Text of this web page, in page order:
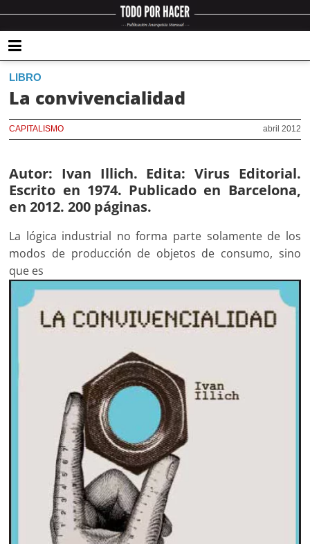
LIBRO
La convivencialidad
abril 2012
CAPITALISMO
Autor: Ivan Illich. Edita: Virus Editorial.
Escrito en 1974. Publicado en Barcelona,
en 2012. 200 páginas.
La lógica industrial no forma parte solamente de los
modos de producción de objetos de consumo, sino
que es